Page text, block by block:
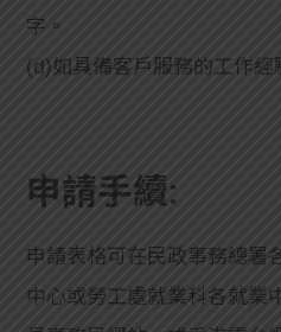
字。
(d)如具備客戶服務的工作經
申請手續:
申請表格可在民政事務總署
中心或勞工處就業科各就業